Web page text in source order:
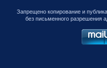
Запрещено копирование и
без письменного разрешения